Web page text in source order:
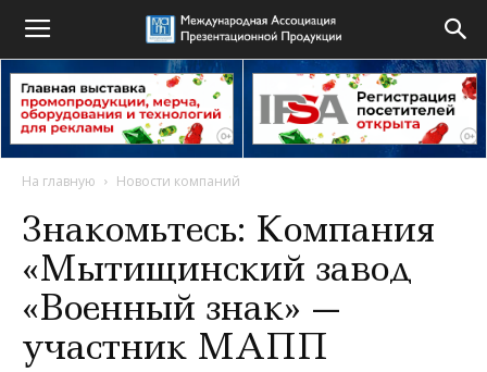
На главную Новости компаний
Знакомьтесь: Компания
«Мытищинский завод
«Военный знак» —
участник МАПП